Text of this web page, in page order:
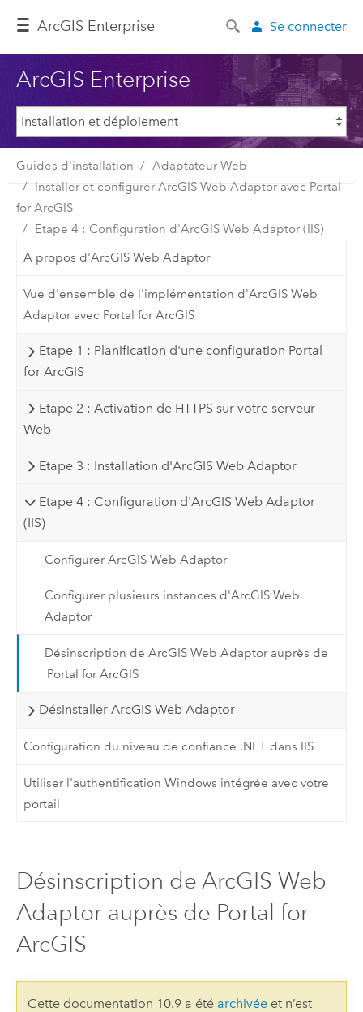
ArcGIS Enterprise Se connecter
ArcGIS Enterprise
Guides d'installation
Adaptateur Web
Installer et configurer ArcGIS Web Adaptor avec Portal
for ArcGIS
Etape 4 : Configuration d'ArcGIS Web Adaptor (IIS)
A propos d'ArcGIS Web Adaptor
Vue d'ensemble de l'implémentation d'ArcGIS Web
Adaptor avec Portal for ArcGIS
Etape 1 : Planification d'une configuration Portal
for ArcGIS
Etape 2 : Activation de HTTPS sur votre serveur
Web
Etape 3 : Installation d'ArcGIS Web Adaptor
Etape 4 : Configuration d'ArcGIS Web Adaptor
(IIS)
Configurer ArcGIS Web Adaptor
Configurer plusieurs instances d'ArcGIS Web
Adaptor
Désinscription de ArcGIS Web Adaptor auprès de
Portal for ArcGIS
Désinstaller ArcGIS Web Adaptor
Configuration du niveau de confiance .NET dans IIS
Utiliser l'authentification Windows intégrée avec votre
portail
Désinscription de ArcGIS Web
Adaptor auprès de Portal for
ArcGIS
Cette documentation 10.9 a été archivéeet n’est